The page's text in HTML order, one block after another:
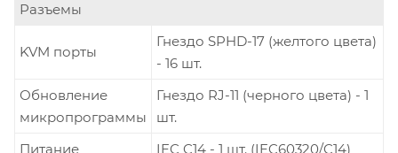
Разъемы
KVM порты
Гнездо SPHD-17 (желтого цвета)
- 16 шт.
Обновление
микропрограммы
Гнездо RJ-11 (черного цвета) - 1
шт.
Питание
IEC C14 - 1 шт. (IEC60320/C14)